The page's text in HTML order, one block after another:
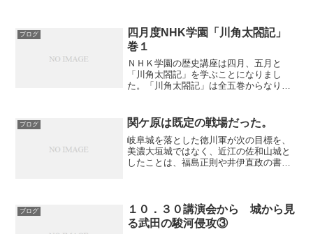
ブログ
四月度NHK学園「川角太閤記」
巻１
ＮＨＫ学園の歴史講座は四月、五月と
「川角太閤記」を学ぶことになりまし
た。「川角太閤記」は全五巻からなり、
豊臣大名田中吉政の旧臣川角三郎左衛門
とされています。江戸時代の初...
ブログ 関ケ原は既定の戦場だった。
岐阜城を落とした徳川軍が次の目標を、
美濃大垣城ではなく、近江の佐和山城と
したことは、福島正則や井伊直政の書状
後、直ちに関ケ原での攻防を...
ブログ
１０．３０講演会から 城から見
る武田の駿河侵攻③